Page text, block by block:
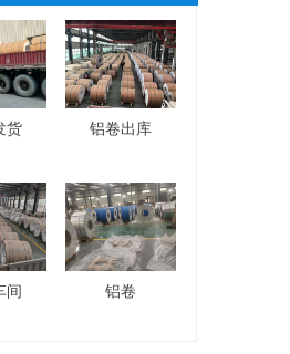
货 铝卷出库
间 铝卷